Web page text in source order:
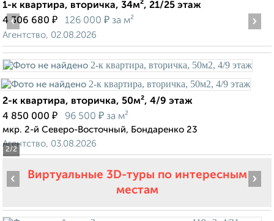
1-к квартира, вторичка, 34м², 21/25 этаж
4 306 680 ₽ 126 000 ₽ за м²
Агентство, 02.08.2026
2/2
‹ ›
2-к квартира, вторичка, 50м², 4/9 этаж
4 850 000 ₽ 96 500 ₽ за м²
мкр. 2-й Северо-Восточный, Бондаренко 23
Агентство, 03.08.2026
Виртуальные 3D-туры по интересным
местам
‹ ›